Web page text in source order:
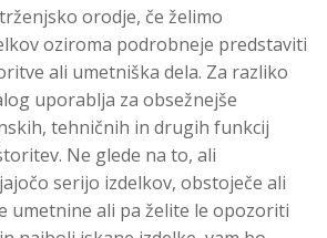
orodje, če želimo
oziroma podrobneje predstaviti
ali umetniška dela. Za razliko
uporablja za obsežnejše
tehničnih in drugih funkcij
Ne glede na to, ali
serijo izdelkov, obstoječe ali
umetnine ali pa želite le opozoriti